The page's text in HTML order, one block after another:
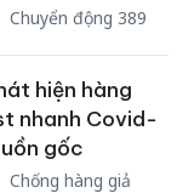
Chuyển động 389
hiện hàng
nhanh Covid-
gốc
Chống hàng giả